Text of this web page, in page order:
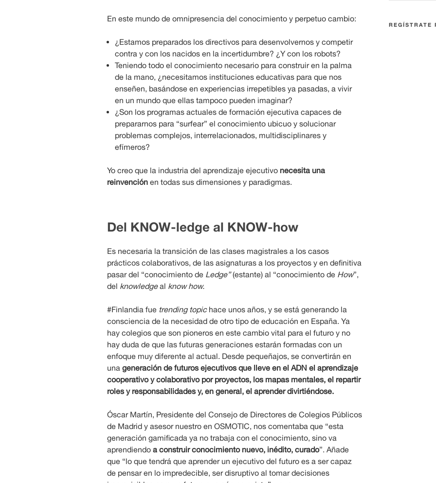
En este mundo de omnipresencia del conocimiento y perpetuo cambio:
¿Estamos preparados los directivos para desenvolvernos y competir
contra y con los nacidos en la incertidumbre? ¿Y con los robots?
Teniendo todo el conocimiento necesario para construir en la palma
de la mano, ¿necesitamos instituciones educativas para que nos
enseñen, basándose en experiencias irrepetibles ya pasadas, a vivir
en un mundo que ellas tampoco pueden imaginar?
¿Son los programas actuales de formación ejecutiva capaces de
prepararnos para “surfear” el conocimiento ubicuo y solucionar
problemas complejos, interrelacionados, multidisciplinares y
efímeros?
Yo creo que la industria del aprendizaje ejecutivo necesita una
reinvención en todas sus dimensiones y paradigmas.
Del KNOW-ledge al KNOW-how
Es necesaria la transición de las clases magistrales a los casos
prácticos colaborativos, de las asignaturas a los proyectos y en definitiva
pasar del “conocimiento de Ledge” (estante) al “conocimiento de How”,
del knowledge al know how.
#Finlandia fue trending topichace unos años, y se está generando la
consciencia de la necesidad de otro tipo de educación en España. Ya
hay colegios que son pioneros en este cambio vital para el futuro y no
hay duda de que las futuras generaciones estarán formadas con un
enfoque muy diferente al actual. Desde pequeñajos, se convertirán en
una generación de futuros ejecutivos que lleve en el ADN el aprendizaje
cooperativo y colaborativo por proyectos, los mapas mentales, el repartir
roles y responsabilidades y, en general, el aprender divirtiéndose.
Óscar Martín, Presidente del Consejo de Directores de Colegios Públicos
de Madrid y asesor nuestro en OSMOTIC, nos comentaba que “esta
generación gamificada ya no trabaja con el conocimiento, sino va
aprendiendo a construir conocimiento nuevo, inédito, curado”. Añade
que “lo que tendrá que aprender un ejecutivo del futuro es a ser capaz
de pensar en lo impredecible, ser disruptivo al tomar decisiones
REGÍSTRATE